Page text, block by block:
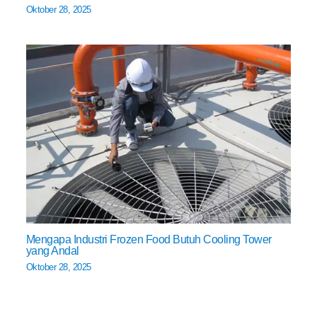
Oktober 28, 2025
Mengapa Industri Frozen Food Butuh Cooling Tower
yang Andal
Oktober 28, 2025